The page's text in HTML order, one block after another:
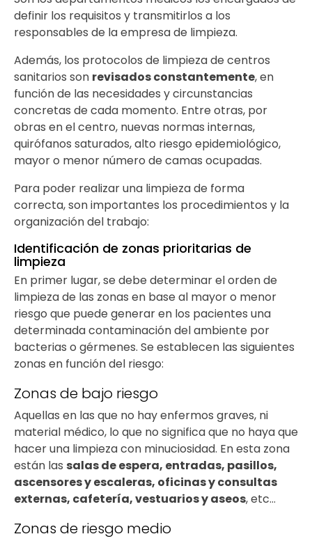
definir los requisitos y transmitirlos a los
responsables de la empresa de limpieza.
Además, los protocolos de limpieza de centros
sanitarios son revisados constantemente, en
función de las necesidades y circunstancias
concretas de cada momento. Entre otras, por
obras en el centro, nuevas normas internas,
quirófanos saturados, alto riesgo epidemiológico,
mayor o menor número de camas ocupadas.
Para poder realizar una limpieza de forma
correcta, son importantes los procedimientos y la
organización del trabajo:
Identificación de zonas prioritarias de
limpieza
En primer lugar, se debe determinar el orden de
limpieza de las zonas en base al mayor o menor
riesgo que puede generar en los pacientes una
determinada contaminación del ambiente por
bacterias o gérmenes. Se establecen las siguientes
zonas en función del riesgo:
Zonas de bajo riesgo
Aquellas en las que no hay enfermos graves, ni
material médico, lo que no significa que no haya que
hacer una limpieza con minuciosidad. En esta zona
están las salas de espera, entradas, pasillos,
ascensores y escaleras, oficinas y consultas
externas, cafetería, vestuarios y aseos, etc…
Zonas de riesgo medio